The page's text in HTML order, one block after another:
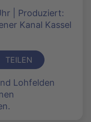
| Produziert:
Kanal Kassel
TEILEN
Lohfelden